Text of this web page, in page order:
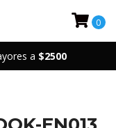
a $2500
0